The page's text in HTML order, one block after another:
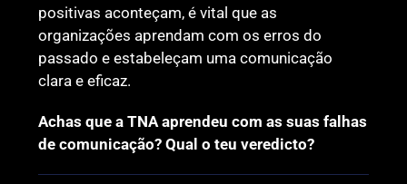
positivas aconteçam, é vital que as
organizações aprendam com os erros do
passado e estabeleçam uma comunicação
clara e eficaz.
Achas que a TNA aprendeu com as suas falhas
de comunicação? Qual o teu veredicto?